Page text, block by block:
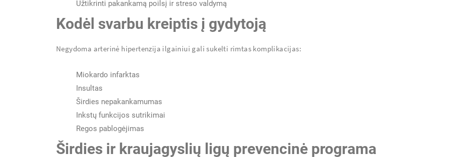
Užtikrinti pakankamą poilsį ir streso valdymą
Kodėl svarbu kreiptis į gydytoją
Negydoma arterinė hipertenzija ilgainiui gali sukelti rimtas komplikacijas:
Miokardo infarktas
Insultas
Širdies nepakankamumas
Inkstų funkcijos sutrikimai
Regos pablogėjimas
Širdies ir kraujagyslių ligų prevencinė programa